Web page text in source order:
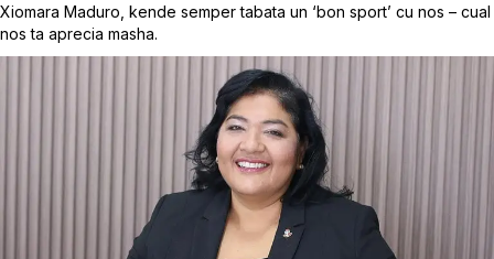
Xiomara Maduro, kende semper tabata un ‘bon sport’ cu nos – cual
nos ta aprecia masha.